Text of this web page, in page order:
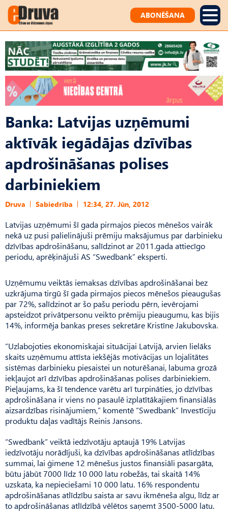
ABONĒŠANA
Banka: Latvijas uzņēmumi
aktīvāk iegādājas dzīvības
apdrošināšanas polises
darbiniekiem
Druva Sabiedrība 12:34, 27. Jūn, 2012
Latvijas uzņēmumi šī gada pirmajos piecos mēnešos vairāk
nekā uz pusi palielinājuši prēmiju maksājumus par darbinieku
dzīvības apdrošināšanu, salīdzinot ar 2011.gada attiecīgo
periodu, aprēķinājuši AS “Swedbank” eksperti.
Uzņēmumu veiktās iemaksas dzīvības apdrošināšanai bez
uzkrājuma tirgū šī gada pirmajos piecos mēnešos pieaugušas
par 72%, salīdzinot ar šo pašu periodu pērn, ievērojami
apsteidzot privātpersonu veikto prēmiju pieaugumu, kas bijis
14%, informēja bankas preses sekretāre Kristīne Jakubovska.
“Uzlabojoties ekonomiskajai situācijai Latvijā, arvien lielāks
skaits uzņēmumu attīsta iekšējās motivācijas un lojalitātes
sistēmas darbinieku piesaistei un noturēšanai, labuma grozā
iekļaujot arī dzīvības apdrošināšanas polises darbiniekiem.
Pieļaujams, ka šī tendence varētu arī turpināties, jo dzīvības
apdrošināšana ir viens no pasaulē izplatītākajiem finansiālās
aizsardzības risinājumiem,” komentē “Swedbank” Investīciju
produktu daļas vadītājs Reinis Jansons.
“Swedbank” veiktā iedzīvotāju aptaujā 19% Latvijas
iedzīvotāju norādījuši, ka dzīvības apdrošināšanas atlīdzības
summai, lai ģimene 12 mēnešus justos finansiāli pasargāta,
būtu jābūt 7000 līdz 10 000 latu robežās, tai skaitā 14%
uzskata, ka nepieciešami 10 000 latu. 16% respondentu
apdrošināšanas atlīdzību saista ar savu ikmēneša algu, līdz ar
to apdrošināšanas atlīdzībā vēlētos saņemt 3500-5000 latu.